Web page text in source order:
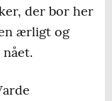
der bor her
ærligt og